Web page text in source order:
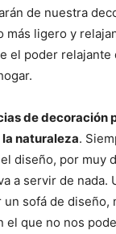
de nuestra
más ligero y
el poder relajante
de decoración
naturaleza.
diseño, por muy
a servir de nada.
sofá de diseño,
el que no nos